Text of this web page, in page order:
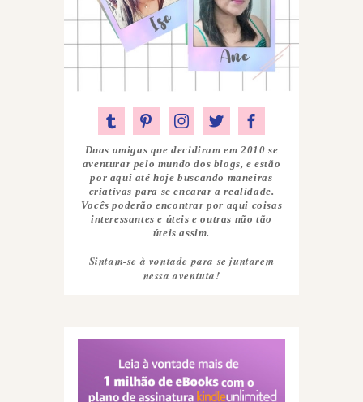
Duas amigas que decidiram em 2010 se
aventurar pelo mundo dos blogs, e estão
por aqui até hoje buscando maneiras
criativas para se encarar a realidade.
Vocês poderão encontrar por aqui coisas
interessantes e úteis e outras não tão
úteis assim.
Sintam-se à vontade para se juntarem
nessa aventuta!